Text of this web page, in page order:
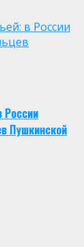
в России
России
Пушкинской